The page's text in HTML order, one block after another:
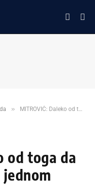
» MITROVIĆ: Daleko od toga da se zadovoljavamo jednom pobedom!
od toga da